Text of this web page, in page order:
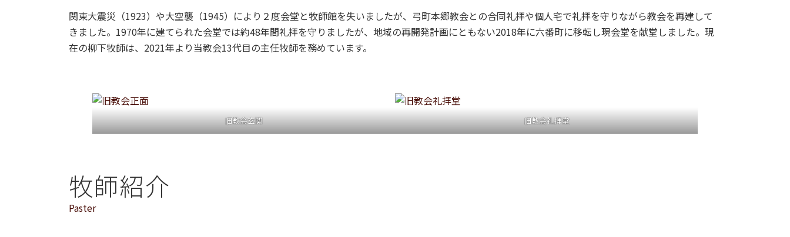
関東大震災（1923）や大空襲（1945）により２度会堂と牧師館を失いましたが、弓町本郷教会との合同礼拝や個人宅で礼拝を守りながら教会を再建して
きました。1970年に建てられた会堂では約48年間礼拝を守りましたが、地域の再開発計画にともない2018年に六番町に移転し現会堂を献堂しました。現
在の柳下牧師は、2021年より当教会13代目の主任牧師を務めています。
旧教会玄関 旧教会礼拝堂
牧師紹介
Paster